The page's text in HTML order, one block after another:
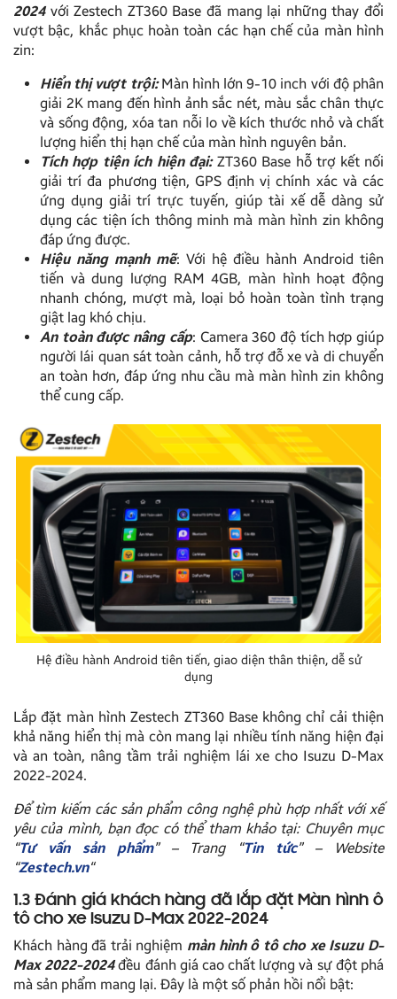
2024với Zestech ZT360 Base đã mang lại những thay đổi
vượt bậc, khắc phục hoàn toàn các hạn chế của màn hình
zin:
Hiển thị vượt trội:Màn hình lớn 9-10 inch với độ phân
giải 2K mang đến hình ảnh sắc nét, màu sắc chân thực
và sống động, xóa tan nỗi lo về kích thước nhỏ và chất
lượng hiển thị hạn chế của màn hình nguyên bản.
Tích hợp tiện ích hiện đại:ZT360 Base hỗ trợ kết nối
giải trí đa phương tiện, GPS định vị chính xác và các
ứng dụng giải trí trực tuyến, giúp tài xế dễ dàng sử
dụng các tiện ích thông minh mà màn hình zin không
đáp ứng được.
Hiệu năng mạnh mẽ: Với hệ điều hành Android tiên
tiến và dung lượng RAM 4GB, màn hình hoạt động
nhanh chóng, mượt mà, loại bỏ hoàn toàn tình trạng
giật lag khó chịu.
An toàn được nâng cấp: Camera 360 độ tích hợp giúp
người lái quan sát toàn cảnh, hỗ trợ đỗ xe và di chuyển
an toàn hơn, đáp ứng nhu cầu mà màn hình zin không
thể cung cấp.
Hệ điều hành Android tiên tiến, giao diện thân thiện, dễ sử
dụng
Lắp đặt màn hình Zestech ZT360 Base không chỉ cải thiện
khả năng hiển thị mà còn mang lại nhiều tính năng hiện đại
và an toàn, nâng tầm trải nghiệm lái xe cho Isuzu D-Max
2022-2024.
Để tìm kiếm các sản phẩm công nghệ phù hợp nhất với xế
yêu của mình, bạn đọc có thể tham khảo tại: Chuyên mục
“Tư vấn sản phẩm” – Trang “Tin tức” – Website
“Zestech.vn“
1.3 Đánh giá khách hàng đã lắp đặt Màn hình ô
tô cho xe Isuzu D-Max 2022-2024
Khách hàng đã trải nghiệm màn hình ô tô cho xe Isuzu D-
Max 2022-2024đều đánh giá cao chất lượng và sự đột phá
mà sản phẩm mang lại. Đây là một số phản hồi nổi bật: